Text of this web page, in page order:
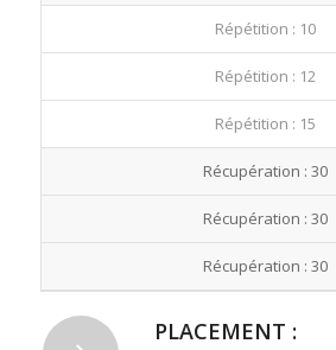
Répétition : 10
Répétition : 12
Répétition : 15
Récupération : 30
Récupération : 30
Récupération : 30
PLACEMENT :